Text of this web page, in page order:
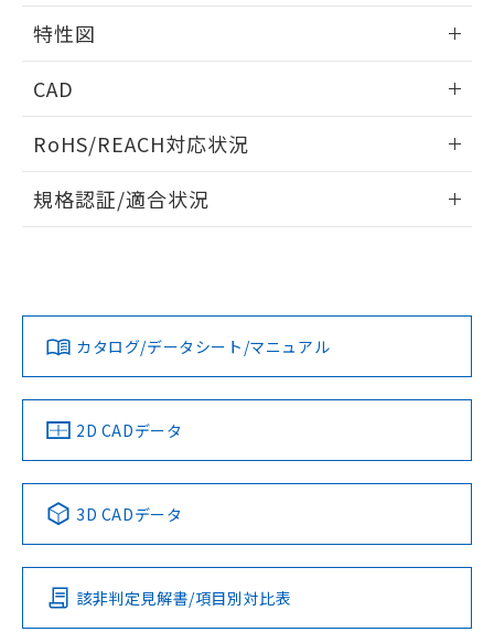
タイムチャート
相互干渉
A: 20mm以上、B: 15mm以上
周囲金属の影響
上、n: 12mm以上
特性図
検出物体の大きさと材質による影響
検出領域
CAD
ドすることができます。
ログイン/会員登録
ダウンロードデータをご利用いただく前に、以下を必ずお読
みください。
ソフトウェアの使用条件
RoHS/REACH対応状況
EU RoHS 注意事項・凡例
対応済み
中国 RoHS 注意事項・凡例
Pb Hg Cd Cr(VI)
O
規格認証/適合状況
LR型式承認
（イギリス
船舶規格）
DNV型式承認
（ノルウェー
BV型式承認
（フランス
KR型式
（韓国
No No No No
この製品の規格認証/適合状況ページへ
その他の認証はこちらのページからご検索ください
カタログ/データシート/マニュアル
2D CADデータ
3D CADデータ
該非判定見解書/項目別対比表
す。